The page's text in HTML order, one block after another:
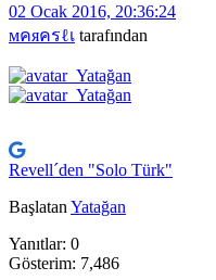
02 Ocak 2016, 20:36:24
мคяครℓเ tarafından
Revell´den "Solo Türk"
Başlatan Yatağan
Yanıtlar: 0
Gösterim: 7,486